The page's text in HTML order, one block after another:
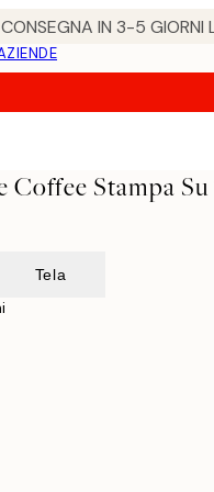
IN 3-5 GIORNI
Stampa Su
Tela